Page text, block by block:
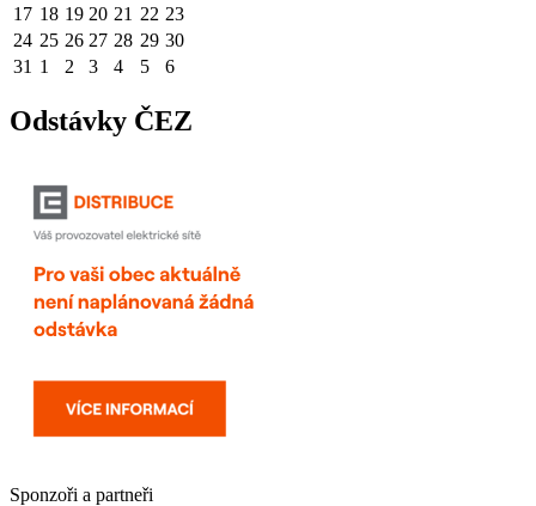
17 18 19 20 21 22 23
24 25 26 27 28 29 30
31 1 2 3 4 5 6
Odstávky ČEZ
Sponzoři a partneři